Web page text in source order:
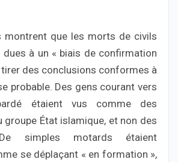
montrent que les morts de civils
dues à un « biais de confirmation
tirer des conclusions conformes à
probable. Des gens courant vers
étaient vus comme des
État islamique, et non des
simples motards étaient
se déplaçant « en formation »,